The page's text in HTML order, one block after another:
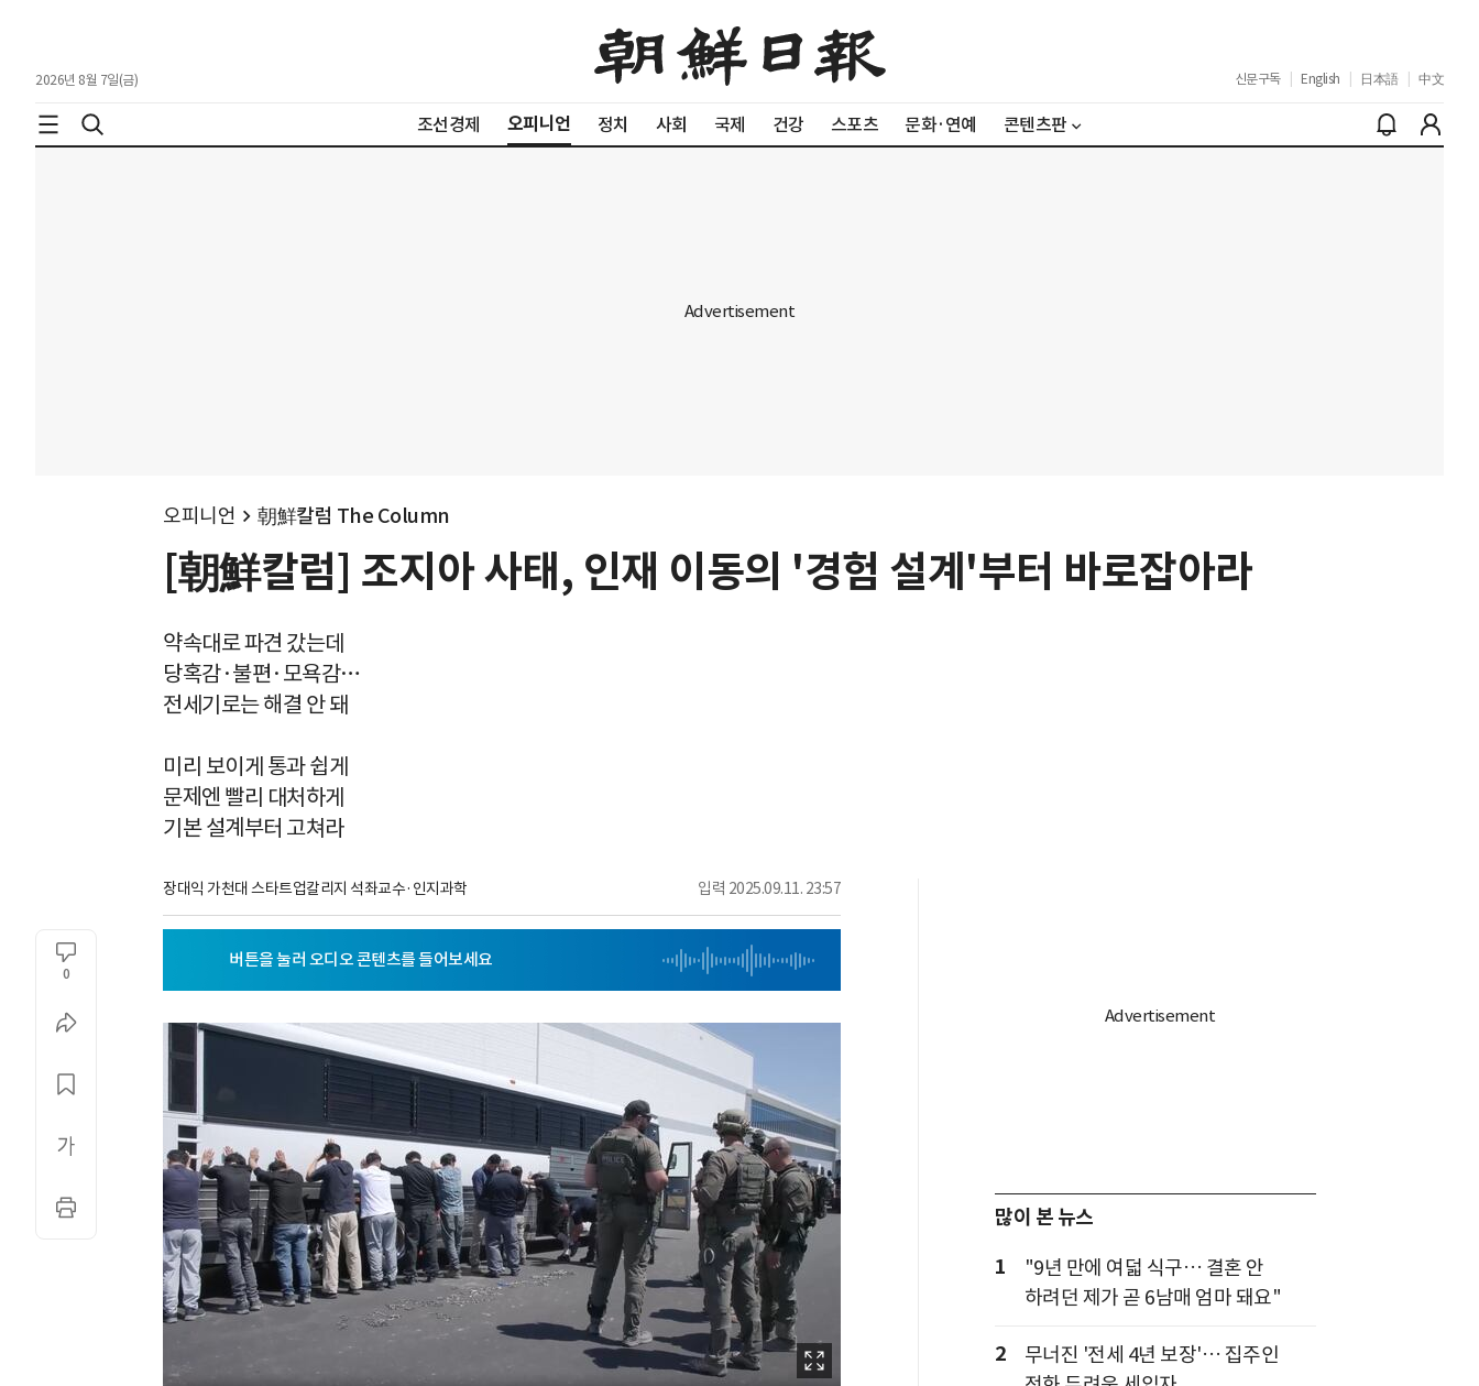
2026년 8월 7일(금) 신문구독 English 日本語 中文
조선경제 오피니언 정치 사회 국제 건강 스포츠 문화·연예 콘텐츠판
오피니언 朝鮮칼럼 The Column
[朝鮮칼럼] 조지아 사태, 인재 이동의 '경험 설계'부터 바로잡아라
약속대로 파견 갔는데
당혹감·불편·모욕감…
전세기로는 해결 안 돼
미리 보이게 통과 쉽게
문제엔 빨리 대처하게
기본 설계부터 고쳐라
장대익 가천대 스타트업칼리지 석좌교수·인지과학 입력 2025.09.11. 23:57
0
많이 본 뉴스
1
"9년 만에 여덟 식구… 결혼 안
하려던 제가 곧 6남매 엄마 돼요"
2
무너진 '전세 4년 보장'… 집주인